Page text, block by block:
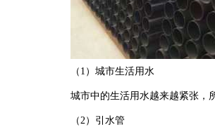
（1）城市生活用水
城市中的生活用水越来越紧张，
（2）引水管